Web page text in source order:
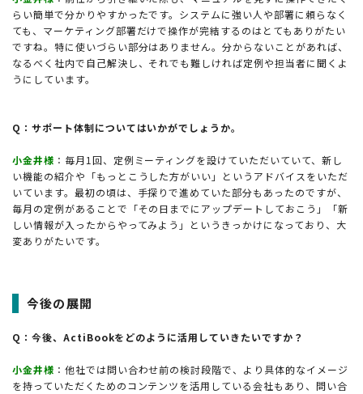
らい簡単で分かりやすかったです。システムに強い人や部署に頼らなく
ても、マーケティング部署だけで操作が完結するのはとてもありがたい
ですね。特に使いづらい部分はありません。分からないことがあれば、
なるべく社内で自己解決し、それでも難しければ定例や担当者に聞くよ
うにしています。
Q：サポート体制についてはいかがでしょうか。
小金井様 ：毎月1回、定例ミーティングを設けていただいていて、新し
い機能の紹介や「もっとこうした方がいい」というアドバイスをいただ
いています。最初の頃は、手探りで進めていた部分もあったのですが、
毎月の定例があることで「その日までにアップデートしておこう」「新
しい情報が入ったからやってみよう」というきっかけになっており、大
変ありがたいです。
今後の展開
Q：今後、ActiBookをどのように活用していきたいですか？
小金井様 ：他社では問い合わせ前の検討段階で、より具体的なイメージ
を持っていただくためのコンテンツを活用している会社もあり、問い合